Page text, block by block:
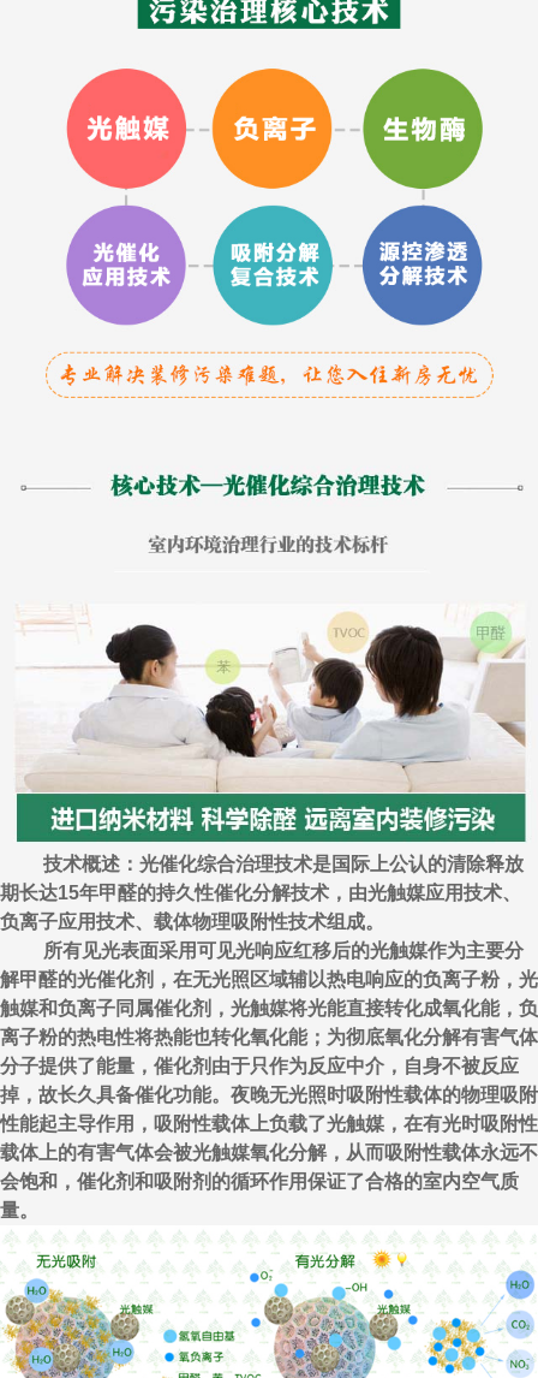
技术概述：光催化综合治理技术是国际上公认的清除释放
期长达15年甲醛的持久性催化分解技术，由光触媒应用技术、
负离子应用技术、载体物理吸附性技术组成。
所有见光表面采用可见光响应红移后的光触媒作为主要分
解甲醛的光催化剂，在无光照区域辅以热电响应的负离子粉，光
触媒和负离子同属催化剂，光触媒将光能直接转化成氧化能，负
离子粉的热电性将热能也转化氧化能；为彻底氧化分解有害气体
分子提供了能量，催化剂由于只作为反应中介，自身不被反应
掉，故长久具备催化功能。夜晚无光照时吸附性载体的物理吸附
性能起主导作用，吸附性载体上负载了光触媒，在有光时吸附性
载体上的有害气体会被光触媒氧化分解，从而吸附性载体永远不
会饱和，催化剂和吸附剂的循环作用保证了合格的室内空气质
量。